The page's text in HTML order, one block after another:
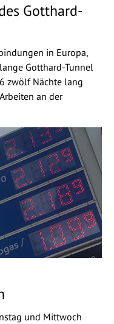
Gotthard-
in Europa,
Gotthard-Tunnel
zwölf Nächte lang
an der
und Mittwoch